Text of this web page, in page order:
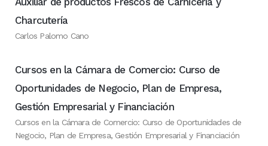
Charcutería
Carlos Palomo Cano
Cursos en la Cámara de Comercio: Curso de
Oportunidades de Negocio, Plan de Empresa,
Gestión Empresarial y Financiación
Cursos en la Cámara de Comercio: Curso de Oportunidades de
Negocio, Plan de Empresa, Gestión Empresarial y Financiación